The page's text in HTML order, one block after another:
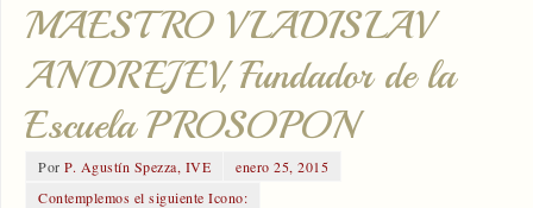
MAESTRO VLADISLAV
ANDREJEV, Fundador de la
Escuela PROSOPON
PorP. Agustín Spezza, IVE
enero 25, 2015
Contemplemos el siguiente Icono: